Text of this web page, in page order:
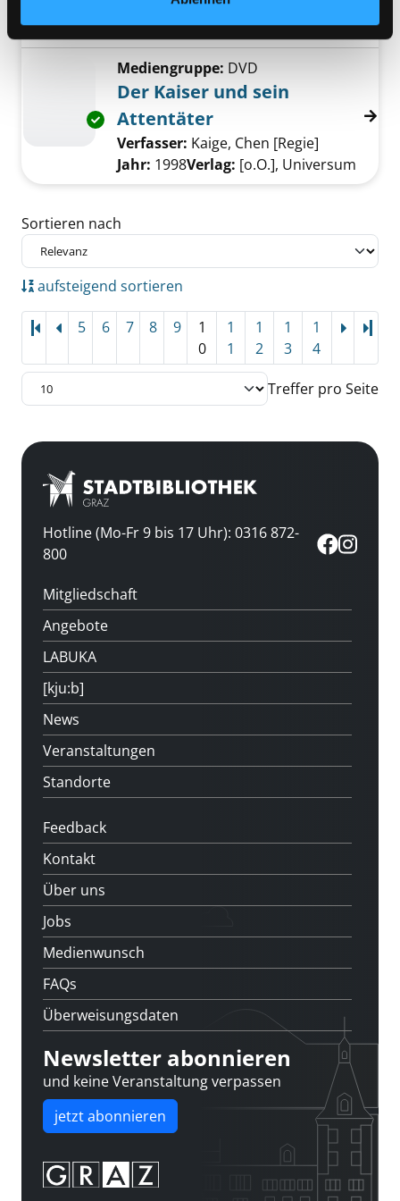
Verfasser:Kissinger, Henry Alfred
Jahr:2011Verlag:München, Cbt
Exemplar-Details von Der Kaiser und sein
Mediengruppe: DVD
Der Kaiser und sein
Attentäter
Verfasser: Kaige, Chen [Regie]
Jahr: 1998Verlag: [o.O.], Universum
Zu den Suchfiltern springen
Sortieren nach
aufsteigend sortieren
5 6 7 8 9
1
0
1
1
1
2
1
3
1
4
Treffer pro Seite
Hotline (Mo-Fr 9 bis 17 Uhr): 0316 872-
800
Mitgliedschaft
Angebote
LABUKA
[kju:b]
News
Veranstaltungen
Standorte
Feedback
Kontakt
Über uns
Jobs
Medienwunsch
FAQs
Überweisungsdaten
Newsletter abonnieren
und keine Veranstaltung verpassen
jetzt abonnieren